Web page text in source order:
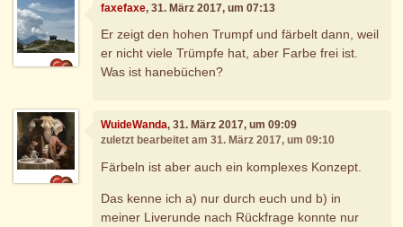
faxefaxe, 31. März 2017, um 07:13
Er zeigt den hohen Trumpf und färbelt dann, weil
er nicht viele Trümpfe hat, aber Farbe frei ist.
Was ist hanebüchen?
WuideWanda, 31. März 2017, um 09:09
zuletzt bearbeitet am 31. März 2017, um 09:10
Färbeln ist aber auch ein komplexes Konzept.
Das kenne ich a) nur durch euch und b) in
meiner Liverunde nach Rückfrage konnte nur